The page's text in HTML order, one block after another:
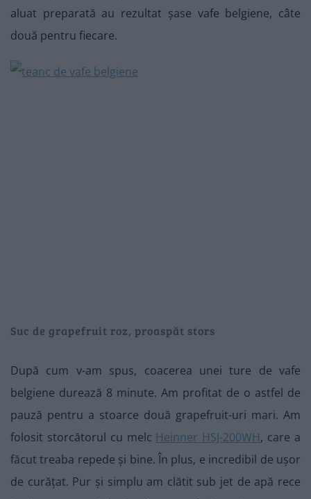
aluat preparată au rezultat șase vafe belgiene, câte
două pentru fiecare.
Suc de grapefruit roz, proaspăt stors
După cum v-am spus, coacerea unei ture de vafe
belgiene durează 8 minute. Am profitat de o astfel de
pauză pentru a stoarce două grapefruit-uri mari. Am
folosit storcătorul cu melc Heinner HSJ-200WH, care a
făcut treaba repede și bine. În plus, e incredibil de ușor
de curățat. Pur și simplu am clătit sub jet de apă rece